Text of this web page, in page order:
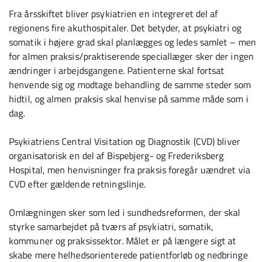
Fra årsskiftet bliver psykiatrien en integreret del af
regionens fire akuthospitaler. Det betyder, at psykiatri og
somatik i højere grad skal planlægges og ledes samlet – men
for almen praksis/praktiserende speciallæger sker der ingen
ændringer i arbejdsgangene. Patienterne skal fortsat
henvende sig og modtage behandling de samme steder som
hidtil, og almen praksis skal henvise på samme måde som i
dag.
Psykiatriens Central Visitation og Diagnostik (CVD) bliver
organisatorisk en del af Bispebjerg- og Frederiksberg
Hospital, men henvisninger fra praksis foregår uændret via
CVD efter gældende retningslinje.
Omlægningen sker som led i sundhedsreformen, der skal
styrke samarbejdet på tværs af psykiatri, somatik,
kommuner og praksissektor. Målet er på længere sigt at
skabe mere helhedsorienterede patientforløb og nedbringe